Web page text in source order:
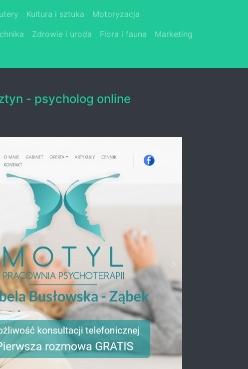
Kultura i sztuka
Motoryzacja
Zdrowie i uroda Flora i fauna
Marketing
- psycholog online